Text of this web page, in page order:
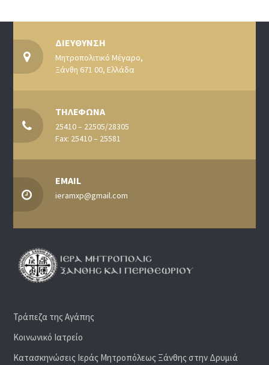
ΔΙΕΥΘΥΝΣΗ
Μητροπολιτικό Μέγαρο,
Ξάνθη 671 00, Ελλάδα
ΤΗΛΕΦΩΝΑ
25410 – 22505/28305
Fax: 25410 – 25581
EMAIL
ieramxp@gmail.com
Τράπεζα της Αγάπης
Κοινωνικό Ιατρείο
Κατασκηνώσεις Ιεράς Μητροπόλεως Ξάνθης στην Δρυμιά